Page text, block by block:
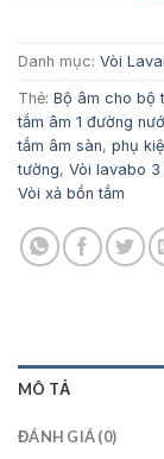
Danh mục: Vòi
Thẻ: Bộ âm cho bộ
tắm âm 1 đường
tắm âm sàn, phụ
tường, Vòi lavabo 3
Vòi xả bồn tắm
MÔ TẢ
ĐÁNH GIÁ (0)